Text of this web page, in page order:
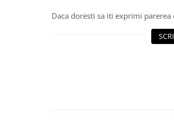
Daca doresti sa iti exprimi